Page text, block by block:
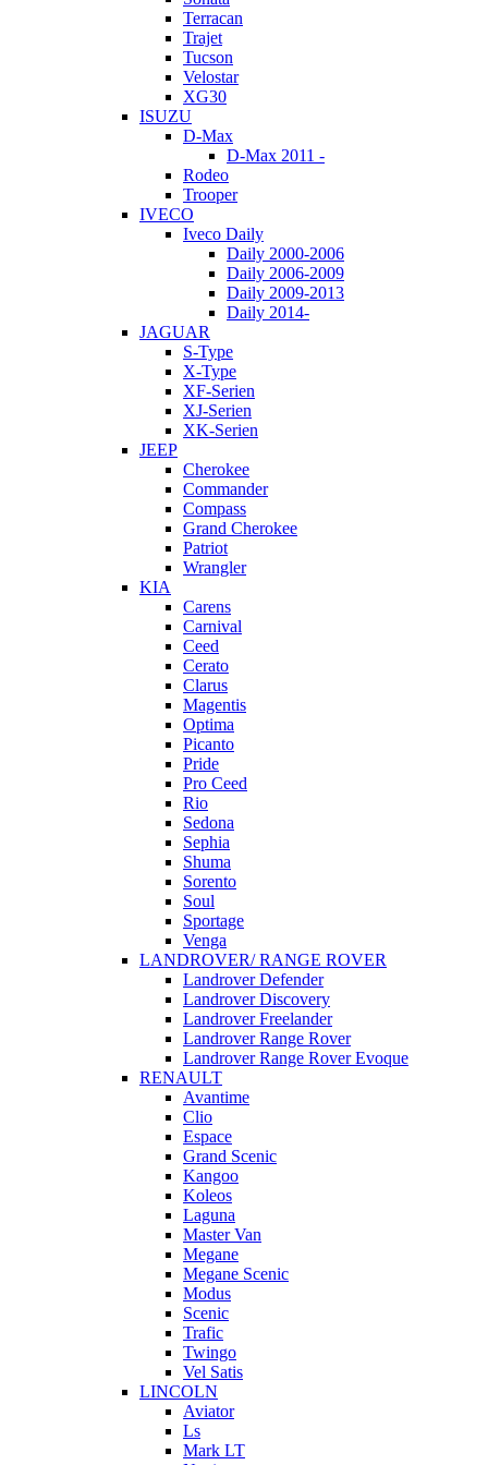
Terracan
Trajet
Tucson
Velostar
XG30
ISUZU
D-Max
D-Max 2011 -
Rodeo
Trooper
IVECO
Iveco Daily
Daily 2000-2006
Daily 2006-2009
Daily 2009-2013
Daily 2014-
JAGUAR
S-Type
X-Type
XF-Serien
XJ-Serien
XK-Serien
JEEP
Cherokee
Commander
Compass
Grand Cherokee
Patriot
Wrangler
KIA
Carens
Carnival
Ceed
Cerato
Clarus
Magentis
Optima
Picanto
Pride
Pro Ceed
Rio
Sedona
Sephia
Shuma
Sorento
Soul
Sportage
Venga
LANDROVER/ RANGE ROVER
Landrover Defender
Landrover Discovery
Landrover Freelander
Landrover Range Rover
Landrover Range Rover Evoque
RENAULT
Avantime
Clio
Espace
Grand Scenic
Kangoo
Koleos
Laguna
Master Van
Megane
Megane Scenic
Modus
Scenic
Trafic
Twingo
Vel Satis
LINCOLN
Aviator
Ls
Mark LT